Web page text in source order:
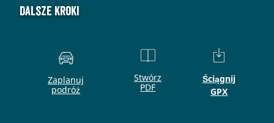
Dalsze kroki
Zaplanuj
podróż
Stwórz
PDF
Ściągnij
GPX